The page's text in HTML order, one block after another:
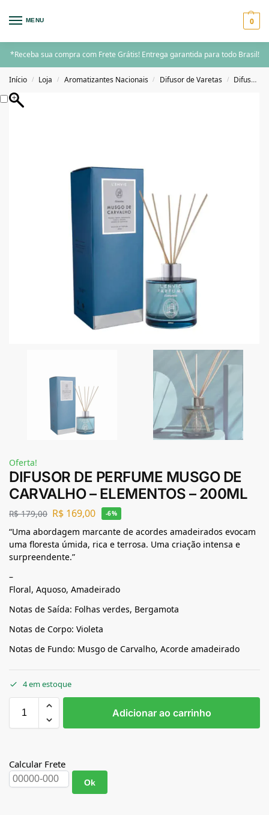
MENU 0
*Receba sua compra com Frete Grátis! Entrega garantida para todo Brasil!
Início / Loja / Aromatizantes Nacionais / Difusor de Varetas / Difusor de Varetas 200ML acima
Oferta!
DIFUSOR DE PERFUME MUSGO DE
CARVALHO – ELEMENTOS – 200ML
R$179,00 R$ 169,00 -6%
“Uma abordagem marcante de acordes amadeirados evocam
uma floresta úmida, rica e terrosa. Uma criação intensa e
surpreendente.”
–
Floral, Aquoso, Amadeirado
Notas de Saída: Folhas verdes, Bergamota
Notas de Corpo: Violeta
Notas de Fundo: Musgo de Carvalho, Acorde amadeirado
4 em estoque
Adicionar ao carrinho
Calcular Frete
Ok